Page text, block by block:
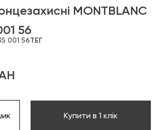
MONTBLANC
56
001 56ТЕГ
Купити в 1 клік